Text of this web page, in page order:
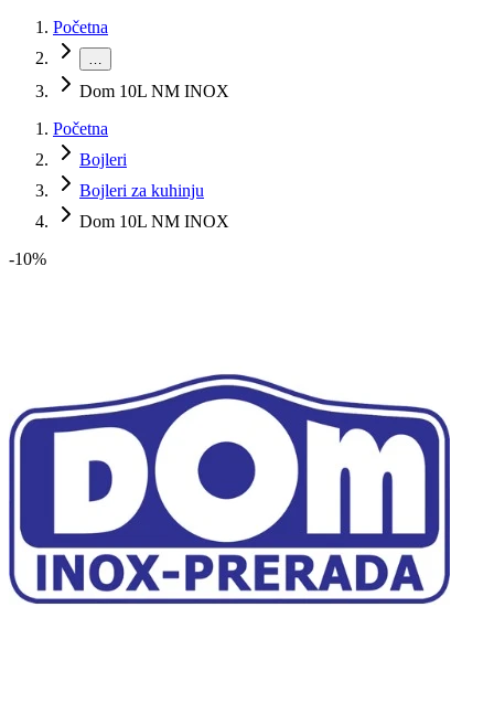
Početna
…
Dom 10L NM INOX
Početna
Bojleri
Bojleri za kuhinju
Dom 10L NM INOX
-10%